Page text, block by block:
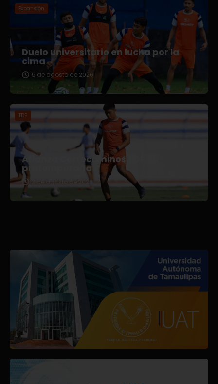
Expansión
Duelo universitario en lucha por la
cima
5 de agosto de 2026
TDP
Afianza Correcaminos TDP su
pretemporada
3 de agosto de 2026